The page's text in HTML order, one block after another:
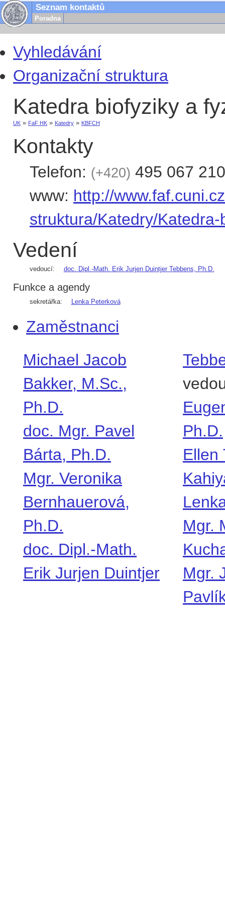
Seznam kontaktů
Poradna
Vyhledávání
Organizační struktura
Katedra biofyziky a
UK » FaF HK » Katedry » KBFCH
Kontakty
Telefon: +420
495 067 210
www: http://
struktura/Katedry/
Vedení
vedoucí: doc. Dipl.-Math. Erik Jurjen Duintjer Tebbens, Ph.D.
Funkce a agendy
sekretářka: Lenka Peterková
Zaměstnanci
Michael Jacob
Bakker, M.Sc.,
Ph.D.
doc. Mgr. Pavel
Bárta, Ph.D.
Mgr. Veronika
Bernhauerová,
Ph.D.
doc. Dipl.-Math.
Erik Jurjen Duintjer
Ph.D.
Ellen
Mgr.
Mgr.